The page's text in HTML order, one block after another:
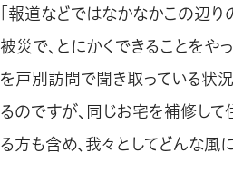
「報道などではなかなかこの辺
被災で、とにかくできることをや
を戸別訪問で聞き取っている状況
るのですが、同じお宅を補修し
る方も含め、我々としてどんな風